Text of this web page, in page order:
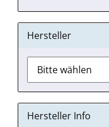
Hersteller
Hersteller Info